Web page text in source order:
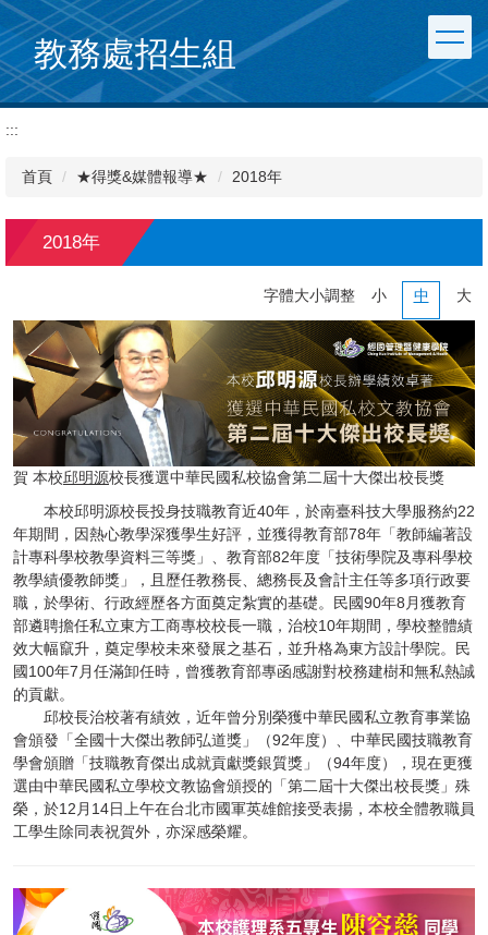
跳
到
主
要
內
容
教務處招生組
:::
首頁 ★得獎&媒體報導★ 2018年
2018年
字體大小調整 小 中 大
賀 本校邱明源校長獲選中華民國私校協會第二屆十大傑出校長獎
本校邱明源校長投身技職教育近40年，於南臺科技大學服務約22
年期間，因熱心教學深獲學生好評，並獲得教育部78年「教師編著設
計專科學校教學資料三等獎」、教育部82年度「技術學院及專科學校
教學績優教師獎」，且歷任教務長、總務長及會計主任等多項行政要
職，於學術、行政經歷各方面奠定紮實的基礎。民國90年8月獲教育
部遴聘擔任私立東方工商專校校長一職，治校10年期間，學校整體績
效大幅竄升，奠定學校未來發展之基石，並升格為東方設計學院。民
國100年7月任滿卸任時，曾獲教育部專函感謝對校務建樹和無私熱誠
的貢獻。
邱校長治校著有績效，近年曾分別榮獲中華民國私立教育事業協
會頒發「全國十大傑出教師弘道獎」（92年度）、中華民國技職教育
學會頒贈「技職教育傑出成就貢獻獎銀質獎」（94年度），現在更獲
選由中華民國私立學校文教協會頒授的「第二屆十大傑出校長獎」殊
榮，於12月14日上午在台北市國軍英雄館接受表揚，本校全體教職員
工學生除同表祝賀外，亦深感榮耀。